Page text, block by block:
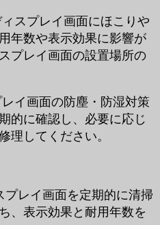
スプレイ画面にほこりや
年数や表示効果に影響が
プレイ画面の設置場所の
イ画面の防塵・防湿対策
的に確認し、必要に応じ
理してください。
プレイ画面を定期的に清掃
、表示効果と耐用年数を